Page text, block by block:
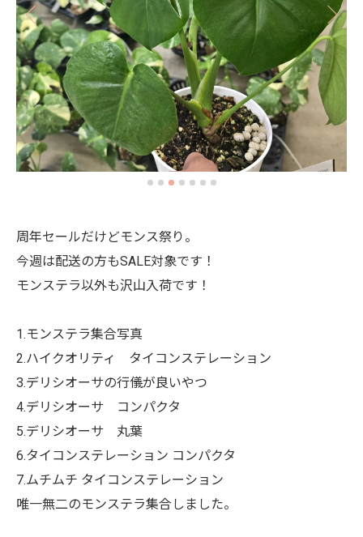
周年セールだけどモンス祭り。
今週は配送の方もSALE対象です！
モンステラ以外も沢山入荷です！
1.モンステラ集合写真
2.ハイクオリティ タイコンステレーション
3.デリシオーサの行儀が良いやつ
4.デリシオーサ コンパクタ
5.デリシオーサ 丸葉
6.タイコンステレーション コンパクタ
7.ムチムチ タイコンステレーション
唯一無二のモンステラ集合しました。